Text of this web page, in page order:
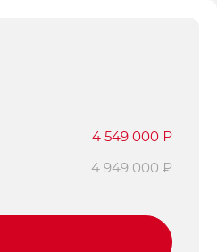
4 549 000 ₽
4 949 000 ₽